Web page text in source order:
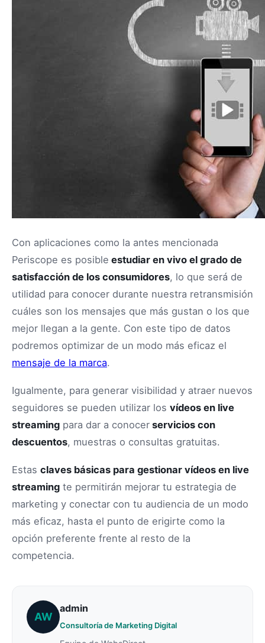
Con aplicaciones como la antes mencionada
Periscope es posible estudiar en vivo el grado de
satisfacción de los consumidores, lo que será de
utilidad para conocer durante nuestra retransmisión
cuáles son los mensajes que más gustan o los que
mejor llegan a la gente. Con este tipo de datos
podremos optimizar de un modo más eficaz el
mensaje de la marca.
Igualmente, para generar visibilidad y atraer nuevos
seguidores se pueden utilizar los vídeos en live
streaming para dar a conocer servicios con
descuentos, muestras o consultas gratuitas.
Estas claves básicas para gestionar vídeos en live
streaming te permitirán mejorar tu estrategia de
marketing y conectar con tu audiencia de un modo
más eficaz, hasta el punto de erigirte como la
opción preferente frente al resto de la
competencia.
AW
admin
Consultoría de Marketing Digital